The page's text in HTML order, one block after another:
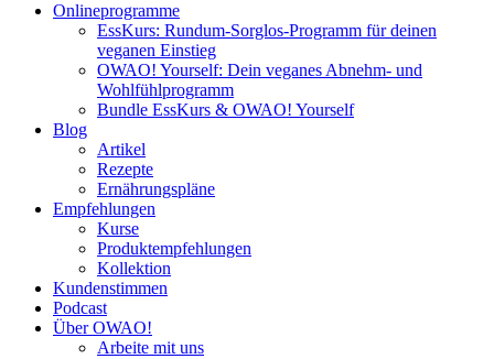
Onlineprogramme
EssKurs: Rundum-Sorglos-Programm für deinen
veganen Einstieg
OWAO! Yourself: Dein veganes Abnehm- und
Wohlfühlprogramm
Bundle EssKurs & OWAO! Yourself
Blog
Artikel
Rezepte
Ernährungspläne
Empfehlungen
Kurse
Produktempfehlungen
Kollektion
Kundenstimmen
Podcast
Über OWAO!
Arbeite mit uns